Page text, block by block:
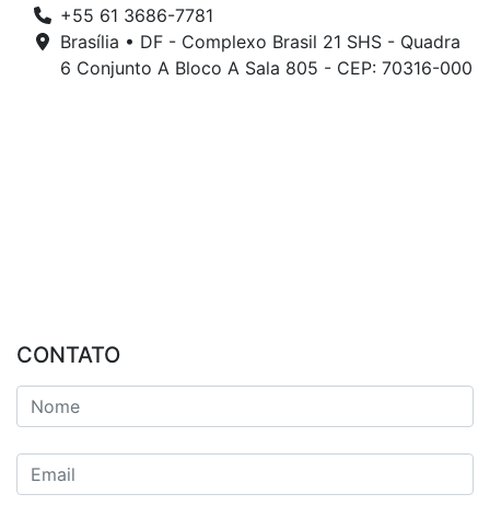
+55 61 3686-7781
Brasília • DF - Complexo Brasil 21 SHS - Quadra
6 Conjunto A Bloco A Sala 805 - CEP: 70316-000
CONTATO